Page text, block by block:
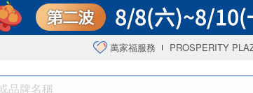
萬家福服務 PROSPERITY